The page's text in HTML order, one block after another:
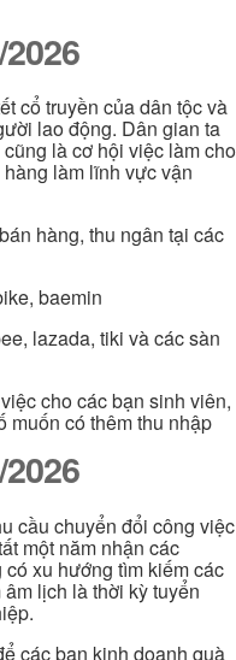
cổ truyền của dân tộc và
lao động. Dân gian ta
là cơ hội việc làm cho
làm lĩnh vực vận
hàng, thu ngân tại các
baemin
lazada, tiki và các sàn
cho các bạn sinh viên,
muốn có thêm thu nhập
cầu chuyển đổi công việc
một năm nhận các
xu hướng tìm kiếm các
lịch là thời kỳ tuyển
các bạn kinh doanh quà